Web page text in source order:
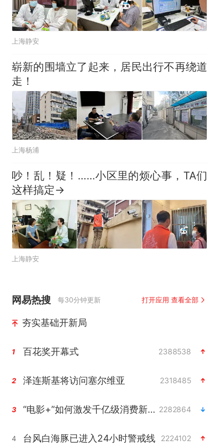
上海静安
崭新的围墙立了起来，居民出行不再绕道
走！
上海杨浦
吵！乱！疑！……小区里的烦心事，TA们
这样搞定→
上海静安
网易热搜 每30分钟更新 打开应用 查看全部
夯实基础开新局
1 百花奖开幕式 2388538
2 泽连斯基将访问塞尔维亚 2318485
3 “电影+”如何激发千亿级消费新活力？ 2282864
4 台风白海豚已进入24小时警戒线 2224102